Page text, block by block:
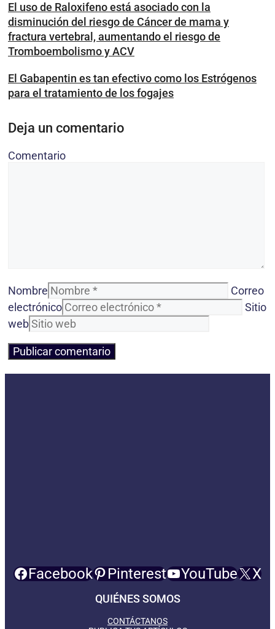
El uso de Raloxifeno está asociado con la
disminución del riesgo de Cáncer de mama y
fractura vertebral, aumentando el riesgo de
Tromboembolismo y ACV
El Gabapentin es tan efectivo como los Estrógenos
para el tratamiento de los fogajes
Deja un comentario
Comentario
Nombre
Correo
electrónico
Sitio
web
Facebook Pinterest YouTube X
QUIÉNES SOMOS
CONTÁCTANOS